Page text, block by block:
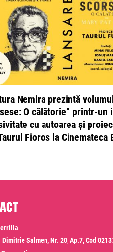
Nemira prezintă
O călătorie” printr-un
cu autoarea și
Fioros la Cinemateca
Dimitrie Salmen, Nr. 20, Ap.7, Cod